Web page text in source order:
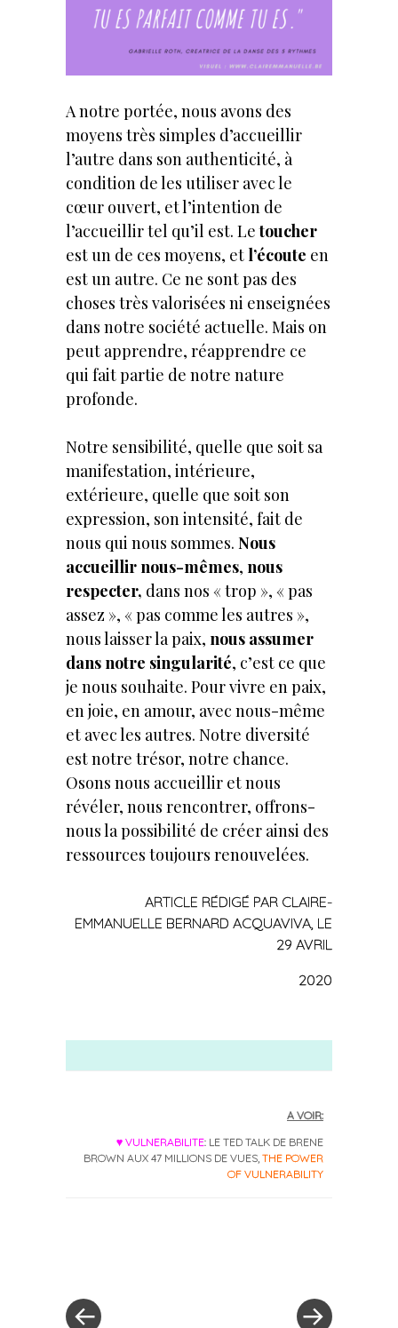
A notre portée, nous avons des
moyens très simples d’accueillir
l’autre dans son authenticité, à
condition de les utiliser avec le
cœur ouvert, et l’intention de
l’accueillir tel qu’il est. Letoucher
est un de ces moyens, et l’écoute en
est un autre. Ce ne sont pas des
choses très valorisées ni enseignées
dans notre société actuelle. Mais on
peut apprendre, réapprendre ce
qui fait partie de notre nature
profonde.
Notre sensibilité, quelle que soit sa
manifestation, intérieure,
extérieure, quelle que soit son
expression, son intensité, fait de
nous qui nous sommes. Nous
accueillir nous-mêmes, nous
respecter, dans nos « trop », « pas
assez », « pas comme les autres »,
nous laisser la paix, nous assumer
dans notre singularité, c’est ce que
je nous souhaite. Pour vivre en paix,
en joie, en amour, avec nous-même
et avec les autres. Notre diversité
est notre trésor, notre chance.
Osons nous accueillir et nous
révéler, nous rencontrer, offrons-
nous la possibilité de créer ainsi des
ressources toujours renouvelées.
ARTICLE RÉDIGÉ PAR CLAIRE-
EMMANUELLE BERNARD ACQUAVIVA, LE
29 AVRIL
2020
A VOIR:
♥ VULNERABILITE: LE TED TALK DE BRENE
BROWN AUX 47 MILLIONS DE VUES, THE POWER
OF VULNERABILITY